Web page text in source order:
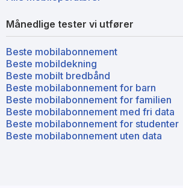
Månedlige tester vi utfører
Beste mobilabonnement
Beste mobildekning
Beste mobilt bredbånd
Beste mobilabonnement for barn
Beste mobilabonnement for familien
Beste mobilabonnement med fri data
Beste mobilabonnement for studenter
Beste mobilabonnement uten data